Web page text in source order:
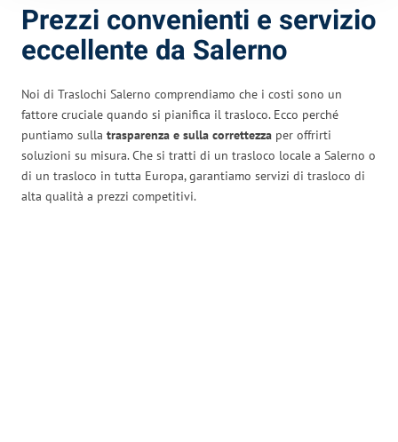
Prezzi convenienti e servizio
eccellente da Salerno
Noi di Traslochi Salerno comprendiamo che i costi sono un
fattore cruciale quando si pianifica il trasloco. Ecco perché
puntiamo sulla trasparenza e sulla correttezza per offrirti
soluzioni su misura. Che si tratti di un trasloco locale a Salerno o
di un trasloco in tutta Europa, garantiamo servizi di trasloco di
alta qualità a prezzi competitivi.